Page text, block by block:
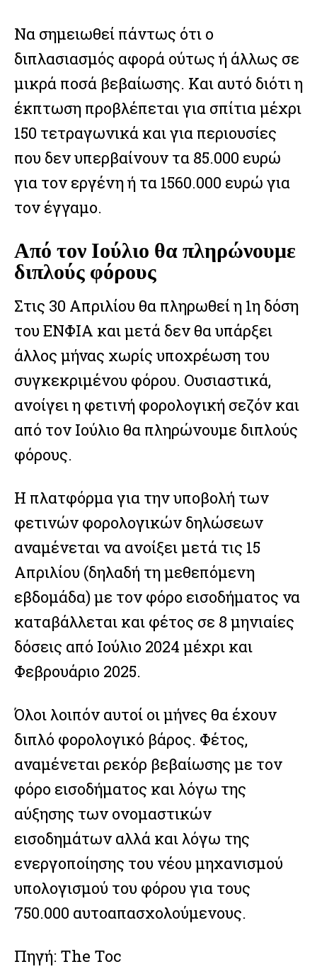
Facebook
Twitter
EmailGmail
ViberShare
Facebook
Twitter
EmailGmail
ViberShare
Να σημειωθεί πάντως ότι ο
διπλασιασμός αφορά ούτως ή άλλως σε
μικρά ποσά βεβαίωσης. Και αυτό διότι η
έκπτωση προβλέπεται για σπίτια μέχρι
150 τετραγωνικά και για περιουσίες
που δεν υπερβαίνουν τα 85.000 ευρώ
για τον εργένη ή τα 1560.000 ευρώ για
τον έγγαμο.
Από τον Ιούλιο θα πληρώνουμε
διπλούς φόρους
Στις 30 Απριλίου θα πληρωθεί η 1η δόση
του ΕΝΦΙΑ και μετά δεν θα υπάρξει
άλλος μήνας χωρίς υποχρέωση του
συγκεκριμένου φόρου. Ουσιαστικά,
ανοίγει η φετινή φορολογική σεζόν και
από τον Ιούλιο θα πληρώνουμε διπλούς
φόρους.
Η πλατφόρμα για την υποβολή των
φετινών φορολογικών δηλώσεων
αναμένεται να ανοίξει μετά τις 15
Απριλίου (δηλαδή τη μεθεπόμενη
εβδομάδα) με τον φόρο εισοδήματος να
καταβάλλεται και φέτος σε 8 μηνιαίες
δόσεις από Ιούλιο 2024 μέχρι και
Φεβρουάριο 2025.
Όλοι λοιπόν αυτοί οι μήνες θα έχουν
διπλό φορολογικό βάρος. Φέτος,
αναμένεται ρεκόρ βεβαίωσης με τον
φόρο εισοδήματος και λόγω της
αύξησης των ονομαστικών
εισοδημάτων αλλά και λόγω της
ενεργοποίησης του νέου μηχανισμού
υπολογισμού του φόρου για τους
750.000 αυτοαπασχολούμενους.
Πηγή: The Toc